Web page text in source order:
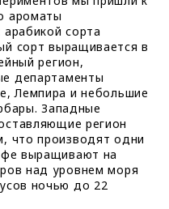
ароматы
сорта
сорт выращивается в
регион,
департаменты
Лемпира и небольшие
Западные
регион
что производят одни
выращивают на
над уровнем моря
ночью до 22